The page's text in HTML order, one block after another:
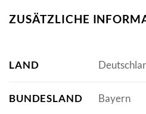
ZUSÄTZLICHE
LAND
BUNDESLAND Bayern